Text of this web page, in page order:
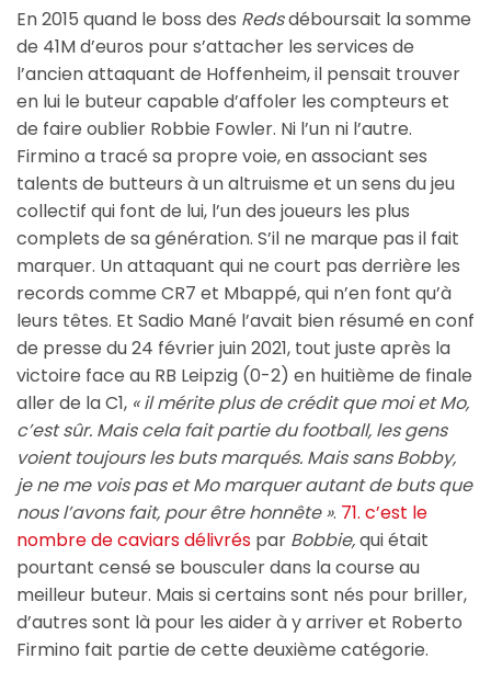
En 2015 quand le boss des Redsdéboursait la somme
de 41M d’euros pour s’attacher les services de
l’ancien attaquant de Hoffenheim, il pensait trouver
en lui le buteur capable d’affoler les compteurs et
de faire oublier Robbie Fowler. Ni l’un ni l’autre.
Firmino a tracé sa propre voie, en associant ses
talents de butteurs à un altruisme et un sens du jeu
collectif qui font de lui, l’un des joueurs les plus
complets de sa génération. S’il ne marque pas il fait
marquer. Un attaquant qui ne court pas derrière les
records comme CR7 et Mbappé, qui n’en font qu’à
leurs têtes. Et Sadio Mané l’avait bien résumé en conf
de presse du 24 février juin 2021, tout juste après la
victoire face au RB Leipzig (0-2) en huitième de finale
aller de la C1, « il mérite plus de crédit que moi et Mo,
c’est sûr. Mais cela fait partie du football, les gens
voient toujours les buts marqués. Mais sans Bobby,
je ne me vois pas et Mo marquer autant de buts que
nous l’avons fait, pour être honnête ». 71. c’est le
nombre de caviars délivrés par Bobbie,qui était
pourtant censé se bousculer dans la course au
meilleur buteur. Mais si certains sont nés pour briller,
d’autres sont là pour les aider à y arriver et Roberto
Firmino fait partie de cette deuxième catégorie.